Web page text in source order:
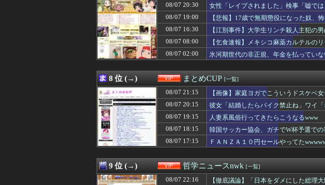
08/07 20:31
【悲報】ショートスリーパー堀大輔、怖すぎるキレ
08/07 20:30
【甲子園】青森山田が暑さ対策でユニ一新 ボタン廃
08/07 20:30
女性「レイプされました」検事「嘘では？」女性「
08/07 20:30
熊本地震で居酒屋から温泉が湧き出るｗｗｗｗｗｗｗ
08/07 20:27
【画像】マクドナルド、明日から発売のポケモンハ
08/07 20:25
【驚愕】タイで女の子を一日買ったんだけど15発中
08/07 20:22
【朗報】男が女の子と同棲するメリット、多すぎる
08/07 20:20
【悲報】台風さん、もうわけわからん
08/07 20:18
【衝撃】トラックの運ちゃん御用達ターミナル食堂の
08/07 20:15
彼女「結婚したらバイク禁止ね」ワイ「なんでそれを
08/07 20:12
【朗報】ジブリパークにナウシカエリア整備へ
08/07 20:10
【動画】ドスケベミニスカ営業部女子「あたし達で
08/07 20:09
【画像】1974年の『最高税率』、マジでエグいことが
08/07 20:09
【画像】新人気象予報士のお胸、エッッッッッッッ
08/07 20:09
【悲報】隣家の室外機バトル、限界突破
08/07 20:05
【画像】長瀬智也さん、バイク画像を投稿するも見
08/07 20:03
【画像】安心系短大女子ｗｗｗｗｗｗｗｗ
08/07 20:01
【画像】こういう顔が映ってない乳の画像が最もえっ
08/07 20:00
「怒ったら6秒我慢すれば怒りは収まる」って言うけ
08/07 20:30
女性「レイプされました」検事「嘘で
08/07 19:00
【悲報】17歳で無期懲役になった奴、
08/07 16:30
【江別事件】大学生リンチ殺人主犯の
08/07 08:00
【乞食速報】メキシコ麻薬カルテルの
08/07 02:00
氷河期世代の非正規、年金を払ってい
8 位 (→) まとめCUP [一覧]
08/07 21:15
【画像】家庭ヨガでこういうドスケベ女
08/07 20:15
彼女「結婚したらバイク禁止ね」ワイ
08/07 19:15
人妻系風俗行ってきたらこうなるwww
08/07 18:15
韓国サッカー協会、ガチでW杯予選で
08/07 17:15
ＦＡＮＺＡ１０円セールやってた
9 位 (→) 哲学ニュースnwk [一覧]
08/07 22:16
【徹底議論】「日本をダメにした総理